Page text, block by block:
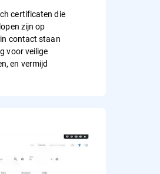
certificaten die
zijn op
contact staan
voor veilige
en vermijd